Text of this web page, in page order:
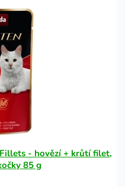
- hovězí + krůtí filet,
85 g